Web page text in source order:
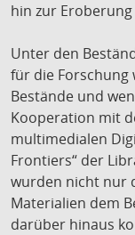
hin zur
Unter den
für die Forschung
Bestände und
Kooperation mit
multimedialen
Frontiers“ der
wurden nicht nur
Materialien dem
darüber hinaus